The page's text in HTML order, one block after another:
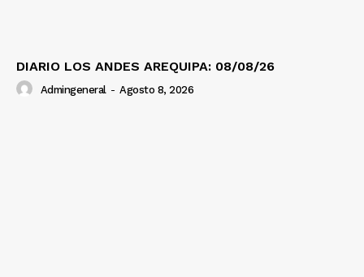
DIARIO LOS ANDES AREQUIPA: 08/08/26
Admingeneral - Agosto 8, 2026